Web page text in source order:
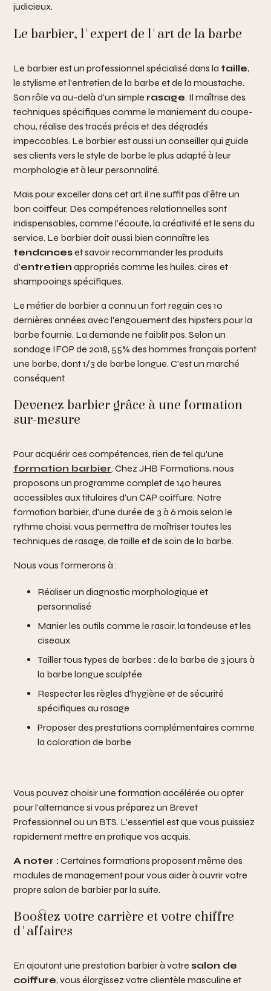
judicieux.
Le barbier, l'expert de l'art de la barbe
Le barbier est un professionnel spécialisé dans la taille,
le stylisme et l'entretien de la barbe et de la moustache.
Son rôle va au-delà d'un simple rasage. Il maîtrise des
techniques spécifiques comme le maniement du coupe-
chou, réalise des tracés précis et des dégradés
impeccables. Le barbier est aussi un conseiller qui guide
ses clients vers le style de barbe le plus adapté à leur
morphologie et à leur personnalité.
Mais pour exceller dans cet art, il ne suffit pas d'être un
bon coiffeur. Des compétences relationnelles sont
indispensables, comme l'écoute, la créativité et le sens du
service. Le barbier doit aussi bien connaître les
tendanceset savoir recommander les produits
d'entretienappropriés comme les huiles, cires et
shampooings spécifiques.
Le métier de barbier a connu un fort regain ces 10
dernières années avec l'engouement des hipsters pour la
barbe fournie. La demande ne faiblit pas. Selon un
sondage IFOP de 2018, 55% des hommes français portent
une barbe, dont 1/3 de barbe longue. C'est un marché
conséquent.
Devenez barbier grâce à une formation
sur-mesure
Pour acquérir ces compétences, rien de tel qu'une
formation barbier. Chez JHB Formations, nous
proposons un programme complet de 140 heures
accessibles aux titulaires d'un CAP coiffure. Notre
formation barbier, d'une durée de 3 à 6 mois selon le
rythme choisi, vous permettra de maîtriser toutes les
techniques de rasage, de taille et de soin de la barbe.
Nous vous formerons à :
Réaliser un diagnostic morphologique et
personnalisé
Manier les outils comme le rasoir, la tondeuse et les
ciseaux
Tailler tous types de barbes : de la barbe de 3 jours à
la barbe longue sculptée
Respecter les règles d'hygiène et de sécurité
spécifiques au rasage
Proposer des prestations complémentaires comme
la coloration de barbe
Vous pouvez choisir une formation accélérée ou opter
pour l'alternance si vous préparez un Brevet
Professionnel ou un BTS. L'essentiel est que vous puissiez
rapidement mettre en pratique vos acquis.
A noter :Certaines formations proposent même des
modules de management pour vous aider à ouvrir votre
propre salon de barbier par la suite.
Boostez votre carrière et votre chiffre
d'affaires
En ajoutant une prestation barbier à votresalon de
coiffure, vous élargissez votre clientèle masculine et